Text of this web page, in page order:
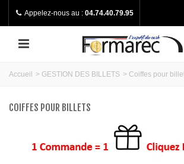
Appelez-nous au : 04.74.40.79.95
Accueil > GESTION DES BILLETS > Coiffes pour
COIFFES POUR BILLETS